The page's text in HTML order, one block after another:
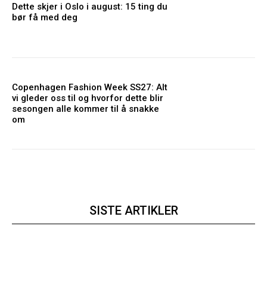
Dette skjer i Oslo i august: 15 ting du
bør få med deg
Copenhagen Fashion Week SS27: Alt
vi gleder oss til og hvorfor dette blir
sesongen alle kommer til å snakke
om
SISTE ARTIKLER